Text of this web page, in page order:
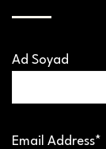
Ad Soyad
Email Address*